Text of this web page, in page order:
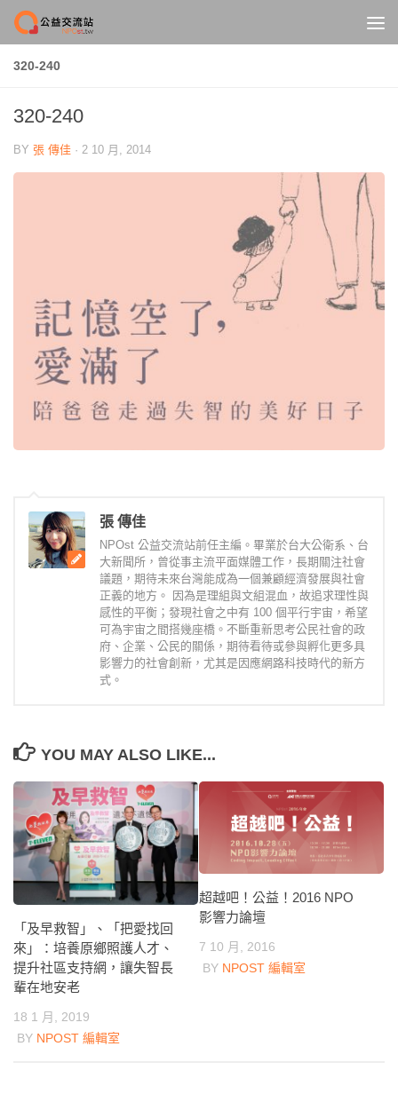
Skip to content
320-240
320-240
BY 張 傳佳 · 2 10 月, 2014
張 傳佳
NPOst 公益交流站前任主編。畢業於台大公衛系、台
大新聞所，曾從事主流平面媒體工作，長期關注社會
議題，期待未來台灣能成為一個兼顧經濟發展與社會
正義的地方。 因為是理組與文組混血，故追求理性與
感性的平衡；發現社會之中有 100 個平行宇宙，希望
可為宇宙之間搭幾座橋。不斷重新思考公民社會的政
府、企業、公民的關係，期待看待或參與孵化更多具
影響力的社會創新，尤其是因應網路科技時代的新方
式。
YOU MAY ALSO LIKE...
「及早救智」、「把愛找回
來」：培養原鄉照護人才、
提升社區支持網，讓失智長
輩在地安老
18 1 月, 2019
BY NPOST 編輯室
超越吧！公益！2016 NPO
影響力論壇
7 10 月, 2016
BY NPOST 編輯室